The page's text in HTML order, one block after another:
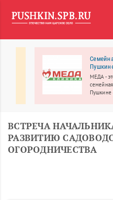
МЕДА -
Пушкине
ВСТРЕЧА
РАЗВИТИЮ
ОГОРОДНИЧЕСТВА